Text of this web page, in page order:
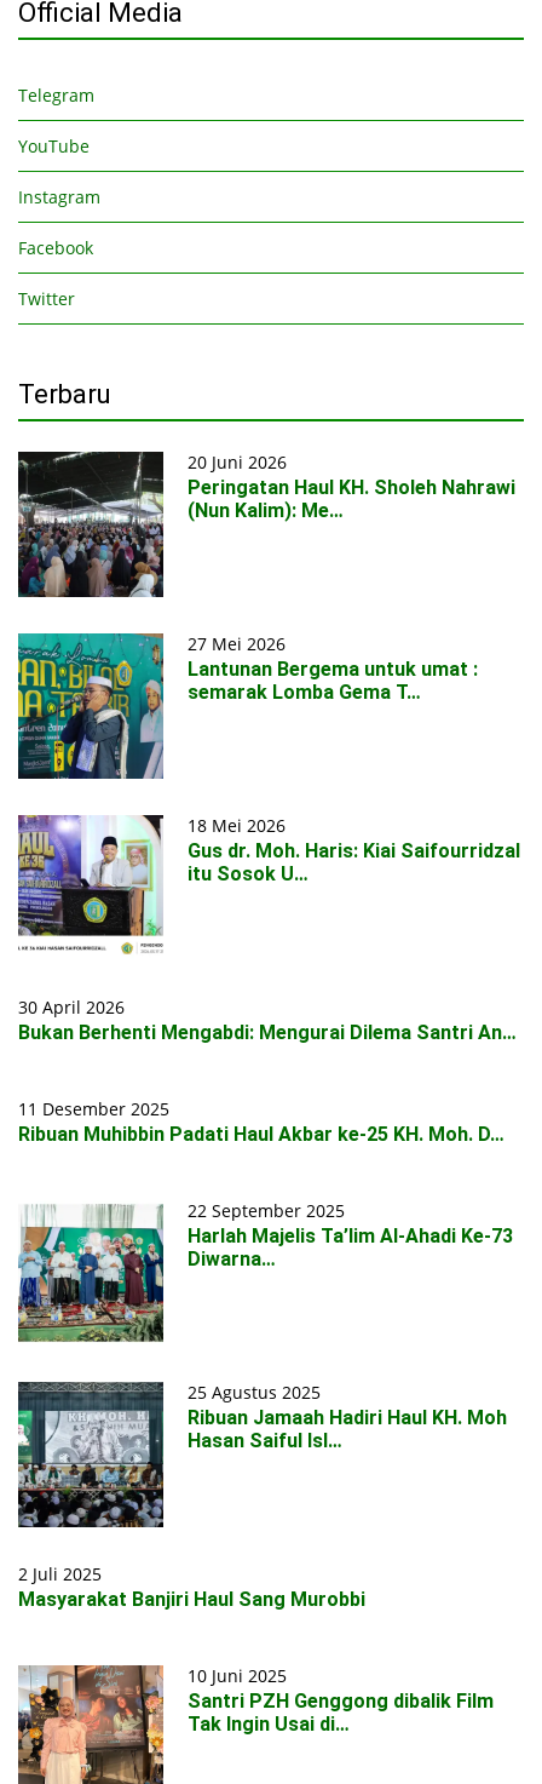
Official Media
Telegram
YouTube
Instagram
Facebook
Twitter
Terbaru
20 Juni 2026
Peringatan Haul KH. Sholeh Nahrawi
(Nun Kalim): Me…
27 Mei 2026
Lantunan Bergema untuk umat :
semarak Lomba Gema T…
18 Mei 2026
Gus dr. Moh. Haris: Kiai Saifourridzal
itu Sosok U…
30 April 2026
Bukan Berhenti Mengabdi: Mengurai Dilema Santri An…
11 Desember 2025
Ribuan Muhibbin Padati Haul Akbar ke-25 KH. Moh. D…
22 September 2025
Harlah Majelis Ta’lim Al-Ahadi Ke-73
Diwarna…
25 Agustus 2025
Ribuan Jamaah Hadiri Haul KH. Moh
Hasan Saiful Isl…
2 Juli 2025
Masyarakat Banjiri Haul Sang Murobbi
10 Juni 2025
Santri PZH Genggong dibalik Film
Tak Ingin Usai di…